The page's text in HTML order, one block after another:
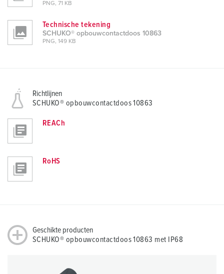
PNG, 71 KB
Technische tekening
SCHUKO® opbouwcontactdoos 10863
PNG, 149 KB
Richtlijnen
SCHUKO® opbouwcontactdoos 10863
REACh
RoHS
Geschikte producten
SCHUKO® opbouwcontactdoos 10863 met IP68